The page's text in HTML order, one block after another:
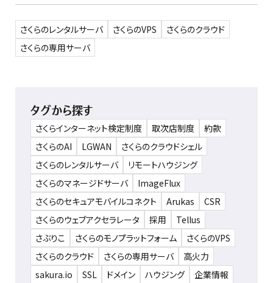
さくらのレンタルサーバ さくらのVPS
さくらのクラウド
さくらの専用サーバ
タグから探す
さくらインターネット検定制度 取次店制度
約款
さくらのAI
LGWAN
さくらのクラウドシェル
さくらのレンタルサーバ
リモートハウジング
さくらのマネージドサーバ
ImageFlux
さくらのセキュアモバイルコネクト
Arukas
CSR
さくらのウェブアクセラレータ
採用
Tellus
さぶりこ
さくらのモノプラットフォーム
さくらのVPS
さくらのクラウド
さくらの専用サーバ
高火力
sakura.io
SSL ドメイン ハウジング 企業情報